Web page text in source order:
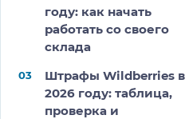
году: как начать
работать со своего
склада
Штрафы Wildberries в
2026 году: таблица,
проверка и